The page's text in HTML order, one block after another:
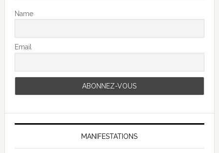
Name
Email
MANIFESTATIONS